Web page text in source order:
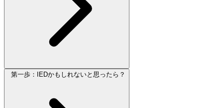
第一歩：IEDかもしれないと思ったら？